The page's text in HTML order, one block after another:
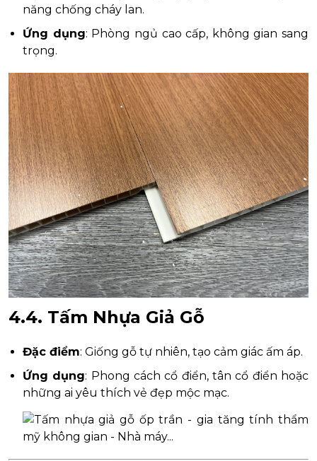
năng chống cháy lan.
Ứng dụng: Phòng ngủ cao cấp, không gian sang
trọng.
4.4. Tấm Nhựa Giả Gỗ
Đặc điểm: Giống gỗ tự nhiên, tạo cảm giác ấm áp.
Ứng dụng: Phong cách cổ điển, tân cổ điển hoặc
những ai yêu thích vẻ đẹp mộc mạc.